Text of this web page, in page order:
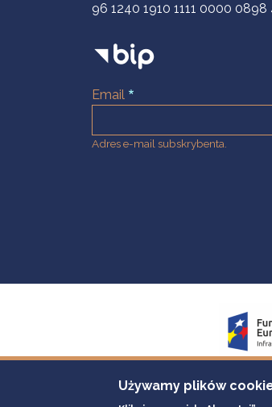
96 1240 1910 1111 0000 0898
Email
Adres e-mail subskrybenta.
Używamy plików